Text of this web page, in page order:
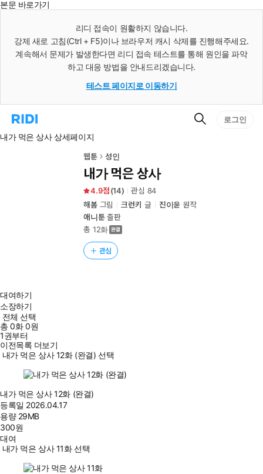
본문 바로가기
리디 접속이 원활하지 않습니다.
강제 새로 고침(Ctrl + F5)이나 브라우저 캐시 삭제를 진행해주세요.
계속해서 문제가 발생한다면 리디 접속 테스트를 통해 원인을 파악
하고 대응 방법을 안내드리겠습니다.
테스트 페이지로 이동하기
리
홈
검
로그인
내가 먹은 상사 상세페이지
웹툰 성인
내가 먹은 상사
4.9 (14) 관심 84
해봄그림 크런키 글 진이윤 원작
애니툰출판
총 12화
관심
대여하기
소장하기
전체 선택
총0화0원
1권부터
이전목록 더보기
내가 먹은 상사 12화 (완결) 선택
내가 먹은 상사 12화 (완결)
등록일 2026.04.17
용량 29MB
300원
대여
내가 먹은 상사 11화 선택